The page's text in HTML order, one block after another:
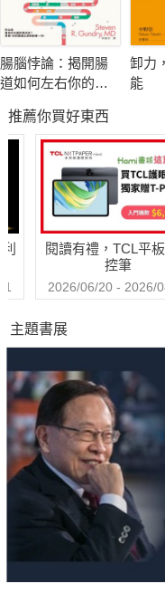
還是你都用以下方法保持
◆為了雕塑體態，每天重
→無氧運動會產生大量老
→送到腸道的東西變少，
冷、肌膚粗糙⋯⋯
◆為了讓身體曲線變美，
→讓腸淋巴阻塞，造成
想要瘦得漂亮、瘦得健康
只要實施「深層淋巴按
過20種相關證照，
並提供美容服務超過25
書中介紹了成效比一般按
有助於減少脂肪、提高免
從身體內部由內而外地
辛苦運動搭配正確腸道照
才能最有效地雕塑體態、
腸腦悖論：揭開腸
道如何左右你的情
卸力
能
推薦你買好東西
閱讀有禮，TCL平
控筆
2026/06/20 - 2026/
主題書展